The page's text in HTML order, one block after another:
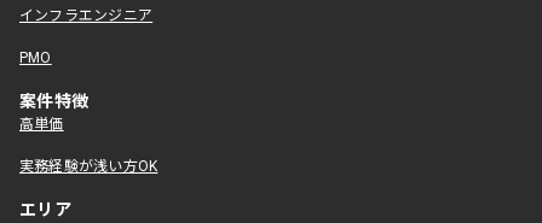
インフラエンジニア
PMO
案件特徴
高単価
実務経験が浅い方OK
エリア